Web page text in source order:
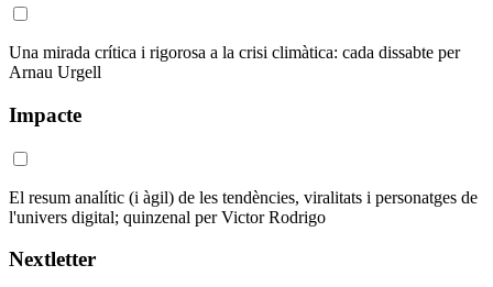
Una mirada crítica i rigorosa a la crisi climàtica: cada dissabte per
Arnau Urgell
Impacte
El resum analític (i àgil) de les tendències, viralitats i personatges de
l'univers digital; quinzenal per Victor Rodrigo
Nextletter